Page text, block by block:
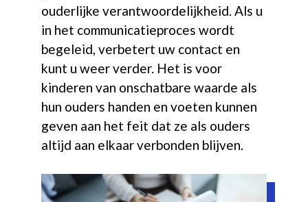
ouderlijke verantwoordelijkheid. Als u
in het communicatieproces wordt
begeleid, verbetert uw contact en
kunt u weer verder. Het is voor
kinderen van onschatbare waarde als
hun ouders handen en voeten kunnen
geven aan het feit dat ze als ouders
altijd aan elkaar verbonden blijven.